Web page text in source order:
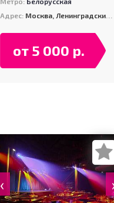
Адрес: Москва, Ленинградский пр-т, д. 32/2
от 5 000 р.
‹